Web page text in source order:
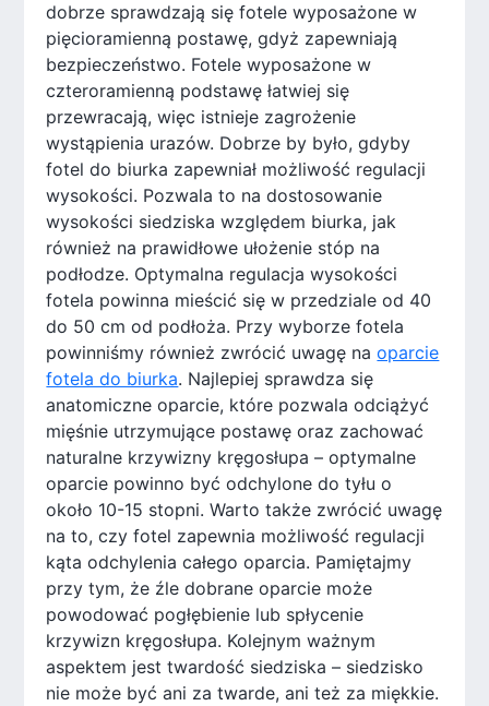
dobrze sprawdzają się fotele wyposażone w
pięcioramienną postawę, gdyż zapewniają
bezpieczeństwo. Fotele wyposażone w
czteroramienną podstawę łatwiej się
przewracają, więc istnieje zagrożenie
wystąpienia urazów. Dobrze by było, gdyby
fotel do biurka zapewniał możliwość regulacji
wysokości. Pozwala to na dostosowanie
wysokości siedziska względem biurka, jak
również na prawidłowe ułożenie stóp na
podłodze. Optymalna regulacja wysokości
fotela powinna mieścić się w przedziale od 40
do 50 cm od podłoża. Przy wyborze fotela
powinniśmy również zwrócić uwagę naoparcie
fotela do biurka. Najlepiej sprawdza się
anatomiczne oparcie, które pozwala odciążyć
mięśnie utrzymujące postawę oraz zachować
naturalne krzywizny kręgosłupa – optymalne
oparcie powinno być odchylone do tyłu o
około 10-15 stopni. Warto także zwrócić uwagę
na to, czy fotel zapewnia możliwość regulacji
kąta odchylenia całego oparcia. Pamiętajmy
przy tym, że źle dobrane oparcie może
powodować pogłębienie lub spłycenie
krzywizn kręgosłupa. Kolejnym ważnym
aspektem jest twardość siedziska – siedzisko
nie może być ani za twarde, ani też za miękkie.